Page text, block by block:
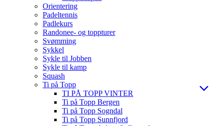
Orientering
Padeltennis
Padlekurs
Randonee- og toppturer
Svømming
Sykkel
Sykle til Jobben
Sykle til kamp
Squash
Ti på Topp
TI PÅ TOPP VINTER
Ti på Topp Bergen
Ti på Topp Sogndal
Ti på Topp Sunnfjord